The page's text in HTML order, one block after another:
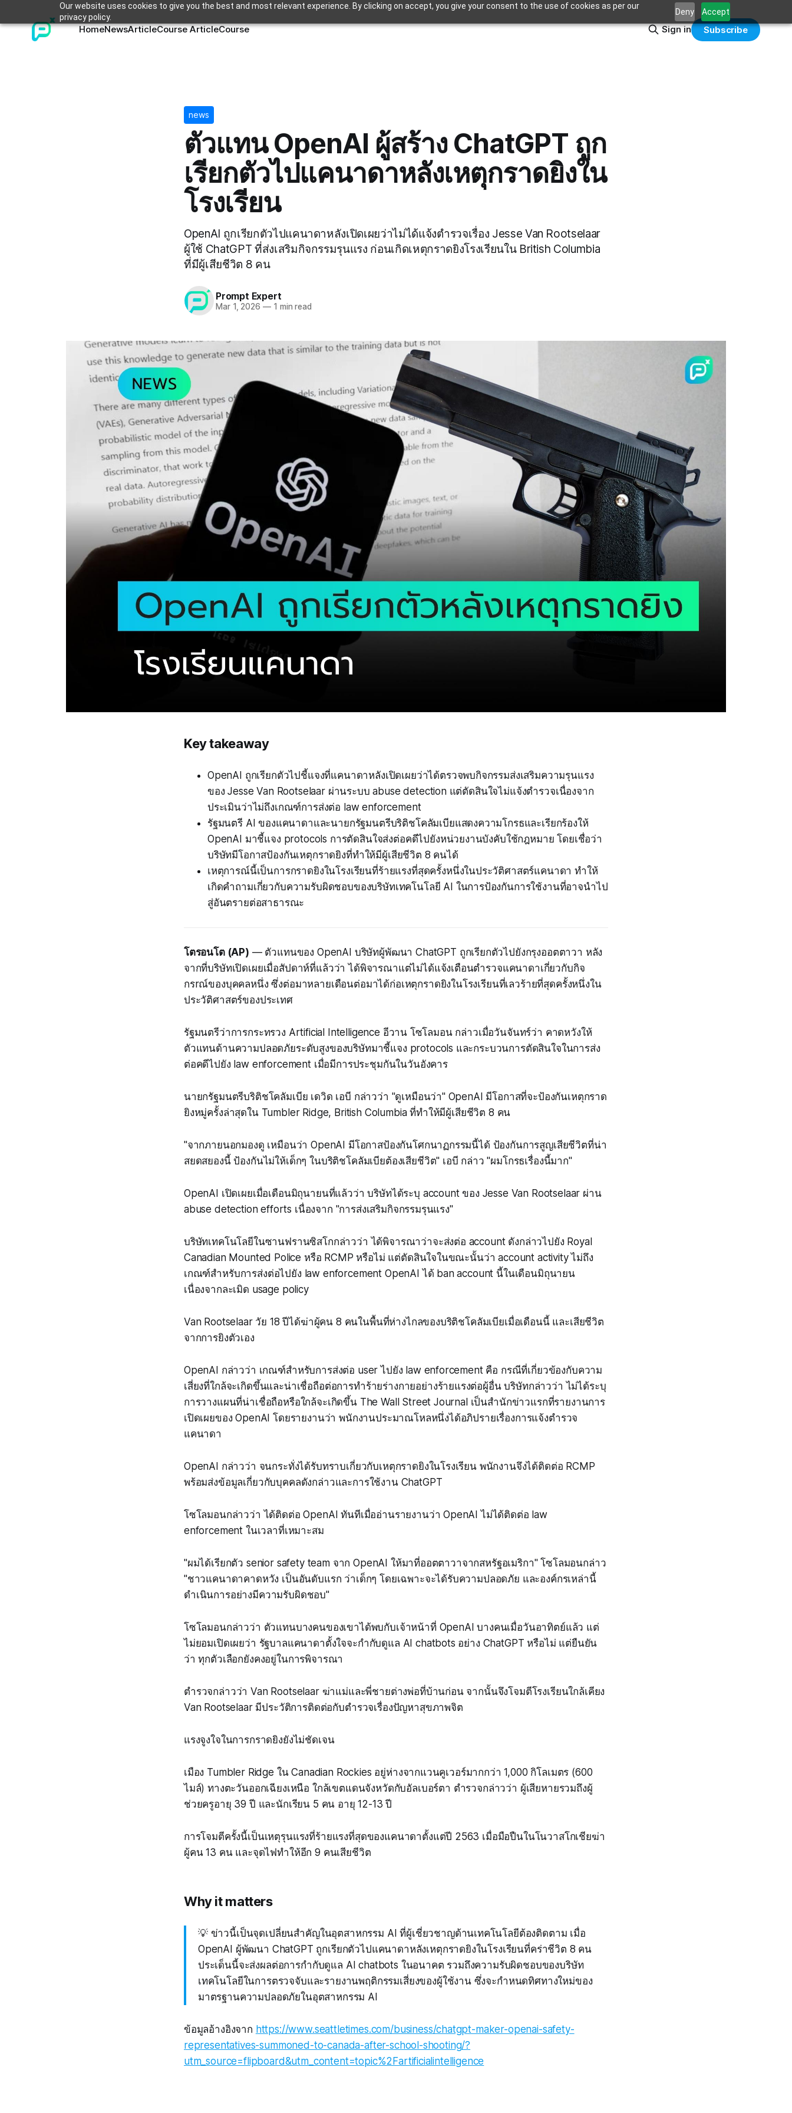
Our website uses cookies to give you the best and most relevant experience. By clicking on accept, you give your consent to the use of cookies as per our
privacy policy.
Deny Accept
HomeNewsArticleCourse ArticleCourse Sign in Subscribe
news
ตัวแทน OpenAI ผู้สร้าง ChatGPT ถูก
เรียกตัวไปแคนาดาหลังเหตุกราดยิงใน
โรงเรียน
OpenAI ถูกเรียกตัวไปแคนาดาหลังเปิดเผยว่าไม่ได้แจ้งตำรวจเรื่อง Jesse Van Rootselaar
ผู้ใช้ ChatGPT ที่ส่งเสริมกิจกรรมรุนแรง ก่อนเกิดเหตุกราดยิงโรงเรียนใน British Columbia
ที่มีผู้เสียชีวิต 8 คน
Prompt Expert
Mar 1, 2026 —1 min read
Key takeaway
OpenAI ถูกเรียกตัวไปชี้แจงที่แคนาดาหลังเปิดเผยว่าได้ตรวจพบกิจกรรมส่งเสริมความรุนแรง
ของ Jesse Van Rootselaar ผ่านระบบ abuse detection แต่ตัดสินใจไม่แจ้งตำรวจเนื่องจาก
ประเมินว่าไม่ถึงเกณฑ์การส่งต่อ law enforcement
รัฐมนตรี AI ของแคนาดาและนายกรัฐมนตรีบริติชโคลัมเบียแสดงความโกรธและเรียกร้องให้
OpenAI มาชี้แจง protocols การตัดสินใจส่งต่อคดีไปยังหน่วยงานบังคับใช้กฎหมาย โดยเชื่อว่า
บริษัทมีโอกาสป้องกันเหตุกราดยิงที่ทำให้มีผู้เสียชีวิต 8 คนได้
เหตุการณ์นี้เป็นการกราดยิงในโรงเรียนที่ร้ายแรงที่สุดครั้งหนึ่งในประวัติศาสตร์แคนาดา ทำให้
เกิดคำถามเกี่ยวกับความรับผิดชอบของบริษัทเทคโนโลยี AI ในการป้องกันการใช้งานที่อาจนำไป
สู่อันตรายต่อสาธารณะ
โตรอนโต (AP) — ตัวแทนของ OpenAI บริษัทผู้พัฒนา ChatGPT ถูกเรียกตัวไปยังกรุงออตตาวา หลัง
จากที่บริษัทเปิดเผยเมื่อสัปดาห์ที่แล้วว่า ได้พิจารณาแต่ไม่ได้แจ้งเตือนตำรวจแคนาดาเกี่ยวกับกิจ
กรrณ์ของบุคคลหนึ่ง ซึ่งต่อมาหลายเดือนต่อมาได้ก่อเหตุกราดยิงในโรงเรียนที่เลวร้ายที่สุดครั้งหนึ่งใน
ประวัติศาสตร์ของประเทศ
รัฐมนตรีว่าการกระทรวง Artificial Intelligence อีวาน โซโลมอน กล่าวเมื่อวันจันทร์ว่า คาดหวังให้
ตัวแทนด้านความปลอดภัยระดับสูงของบริษัทมาชี้แจง protocols และกระบวนการตัดสินใจในการส่ง
ต่อคดีไปยัง law enforcement เมื่อมีการประชุมกันในวันอังคาร
นายกรัฐมนตรีบริติชโคลัมเบีย เดวิด เอบี กล่าวว่า "ดูเหมือนว่า" OpenAI มีโอกาสที่จะป้องกันเหตุกราด
ยิงหมู่ครั้งล่าสุดใน Tumbler Ridge, British Columbia ที่ทำให้มีผู้เสียชีวิต 8 คน
"จากภายนอกมองดู เหมือนว่า OpenAI มีโอกาสป้องกันโศกนาฏกรรมนี้ได้ ป้องกันการสูญเสียชีวิตที่น่า
สยดสยองนี้ ป้องกันไม่ให้เด็กๆ ในบริติชโคลัมเบียต้องเสียชีวิต" เอบี กล่าว "ผมโกรธเรื่องนี้มาก"
OpenAI เปิดเผยเมื่อเดือนมิถุนายนที่แล้วว่า บริษัทได้ระบุ account ของ Jesse Van Rootselaar ผ่าน
abuse detection efforts เนื่องจาก "การส่งเสริมกิจกรรมรุนแรง"
บริษัทเทคโนโลยีในซานฟรานซิสโกกล่าวว่า ได้พิจารณาว่าจะส่งต่อ account ดังกล่าวไปยัง Royal
Canadian Mounted Police หรือ RCMP หรือไม่ แต่ตัดสินใจในขณะนั้นว่า account activity ไม่ถึง
เกณฑ์สำหรับการส่งต่อไปยัง law enforcement OpenAI ได้ ban account นี้ในเดือนมิถุนายน
เนื่องจากละเมิด usage policy
Van Rootselaar วัย 18 ปีได้ฆ่าผู้คน 8 คนในพื้นที่ห่างไกลของบริติชโคลัมเบียเมื่อเดือนนี้ และเสียชีวิต
จากการยิงตัวเอง
OpenAI กล่าวว่า เกณฑ์สำหรับการส่งต่อ user ไปยัง law enforcement คือ กรณีที่เกี่ยวข้องกับความ
เสี่ยงที่ใกล้จะเกิดขึ้นและน่าเชื่อถือต่อการทำร้ายร่างกายอย่างร้ายแรงต่อผู้อื่น บริษัทกล่าวว่า ไม่ได้ระบุ
การวางแผนที่น่าเชื่อถือหรือใกล้จะเกิดขึ้น The Wall Street Journal เป็นสำนักข่าวแรกที่รายงานการ
เปิดเผยของ OpenAI โดยรายงานว่า พนักงานประมาณโหลหนึ่งได้อภิปรายเรื่องการแจ้งตำรวจ
แคนาดา
OpenAI กล่าวว่า จนกระทั่งได้รับทราบเกี่ยวกับเหตุกราดยิงในโรงเรียน พนักงานจึงได้ติดต่อ RCMP
พร้อมส่งข้อมูลเกี่ยวกับบุคคลดังกล่าวและการใช้งาน ChatGPT
โซโลมอนกล่าวว่า ได้ติดต่อ OpenAI ทันทีเมื่ออ่านรายงานว่า OpenAI ไม่ได้ติดต่อ law
enforcement ในเวลาที่เหมาะสม
"ผมได้เรียกตัว senior safety team จาก OpenAI ให้มาที่ออตตาวาจากสหรัฐอเมริกา" โซโลมอนกล่าว
"ชาวแคนาดาคาดหวัง เป็นอันดับแรก ว่าเด็กๆ โดยเฉพาะจะได้รับความปลอดภัย และองค์กรเหล่านี้
ดำเนินการอย่างมีความรับผิดชอบ"
โซโลมอนกล่าวว่า ตัวแทนบางคนของเขาได้พบกับเจ้าหน้าที่ OpenAI บางคนเมื่อวันอาทิตย์แล้ว แต่
ไม่ยอมเปิดเผยว่า รัฐบาลแคนาดาตั้งใจจะกำกับดูแล AI chatbots อย่าง ChatGPT หรือไม่ แต่ยืนยัน
ว่า ทุกตัวเลือกยังคงอยู่ในการพิจารณา
ตำรวจกล่าวว่า Van Rootselaar ฆ่าแม่และพี่ชายต่างพ่อที่บ้านก่อน จากนั้นจึงโจมตีโรงเรียนใกล้เคียง
Van Rootselaar มีประวัติการติดต่อกับตำรวจเรื่องปัญหาสุขภาพจิต
แรงจูงใจในการกราดยิงยังไม่ชัดเจน
เมือง Tumbler Ridge ใน Canadian Rockies อยู่ห่างจากแวนคูเวอร์มากกว่า 1,000 กิโลเมตร (600
ไมล์) ทางตะวันออกเฉียงเหนือ ใกล้เขตแดนจังหวัดกับอัลเบอร์ตา ตำรวจกล่าวว่า ผู้เสียหายรวมถึงผู้
ช่วยครูอายุ 39 ปี และนักเรียน 5 คน อายุ 12-13 ปี
การโจมตีครั้งนี้เป็นเหตุรุนแรงที่ร้ายแรงที่สุดของแคนาดาตั้งแต่ปี 2563 เมื่อมือปืนในโนวาสโกเชียฆ่า
ผู้คน 13 คน และจุดไฟทำให้อีก 9 คนเสียชีวิต
Why it matters
💡 ข่าวนี้เป็นจุดเปลี่ยนสำคัญในอุตสาหกรรม AI ที่ผู้เชี่ยวชาญด้านเทคโนโลยีต้องติดตาม เมื่อ
OpenAI ผู้พัฒนา ChatGPT ถูกเรียกตัวไปแคนาดาหลังเหตุกราดยิงในโรงเรียนที่คร่าชีวิต 8 คน
ประเด็นนี้จะส่งผลต่อการกำกับดูแล AI chatbots ในอนาคต รวมถึงความรับผิดชอบของบริษัท
เทคโนโลยีในการตรวจจับและรายงานพฤติกรรมเสี่ยงของผู้ใช้งาน ซึ่งจะกำหนดทิศทางใหม่ของ
มาตรฐานความปลอดภัยในอุตสาหกรรม AI
ข้อมูลอ้างอิงจาก https://www.seattletimes.com/business/chatgpt-maker-openai-safety-
representatives-summoned-to-canada-after-school-shooting/?
utm_source=flipboard&utm_content=topic%2Fartificialintelligence